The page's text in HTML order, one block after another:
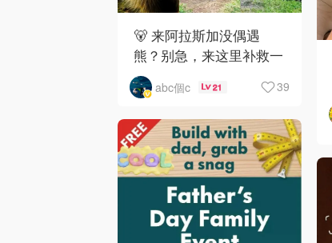
🐻 来阿拉斯加没偶遇
熊？别急，来这里补救一
下！
abc個c 21 39